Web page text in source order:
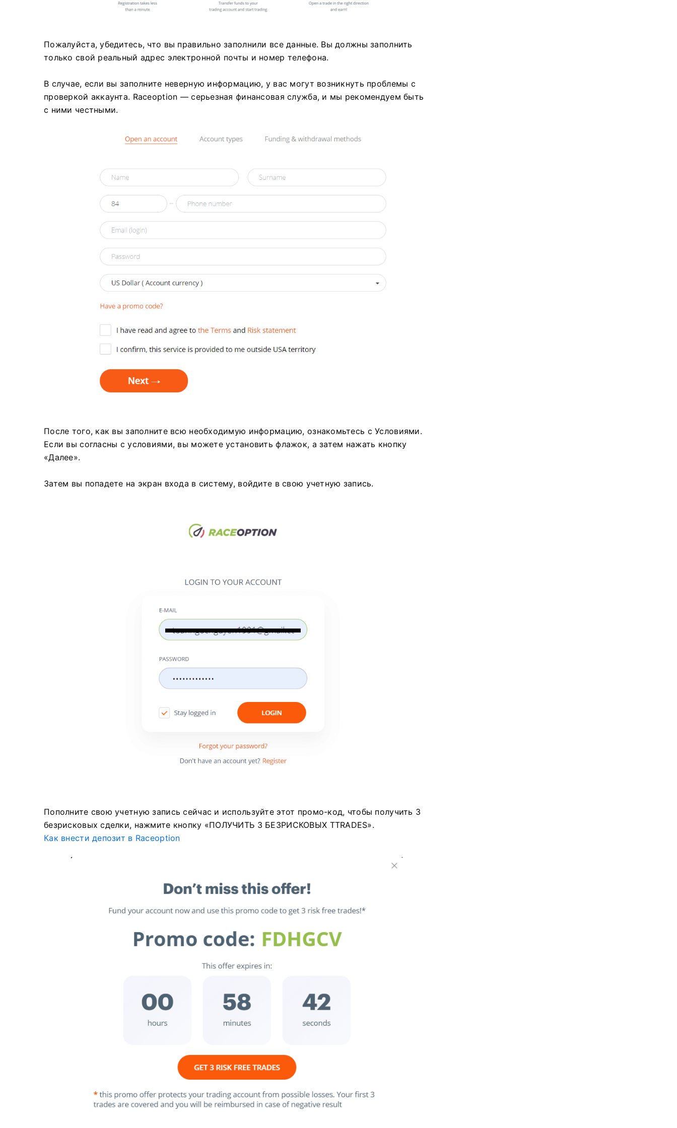
Пожалуйста, убедитесь, что вы правильно заполнили все данные. Вы должны заполнить
только свой реальный адрес электронной почты и номер телефона.
В случае, если вы заполните неверную информацию, у вас могут возникнуть проблемы с
проверкой аккаунта. Raceoption — серьезная финансовая служба, и мы рекомендуем быть
с ними честными.
После того, как вы заполните всю необходимую информацию, ознакомьтесь с Условиями.
Если вы согласны с условиями, вы можете установить флажок, а затем нажать кнопку
«Далее».
Затем вы попадете на экран входа в систему, войдите в свою учетную запись.
Пополните свою учетную запись сейчас и используйте этот промо-код, чтобы получить 3
безрисковых сделки, нажмите кнопку «ПОЛУЧИТЬ 3 БЕЗРИСКОВЫХ TTRADES».
Как внести депозит в Raceoption